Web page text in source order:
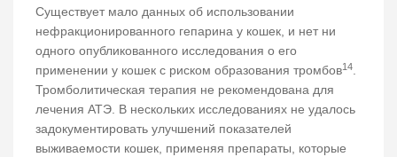
Существует мало данных об использовании
нефракционированного гепарина у кошек, и нет ни
одного опубликованного исследования о его
применении у кошек с риском образования тромбов14
Тромболитическая терапия не рекомендована для
лечения АТЭ. В нескольких исследованиях не удалось
задокументировать улучшений показателей
выживаемости кошек, применяя препараты, которые